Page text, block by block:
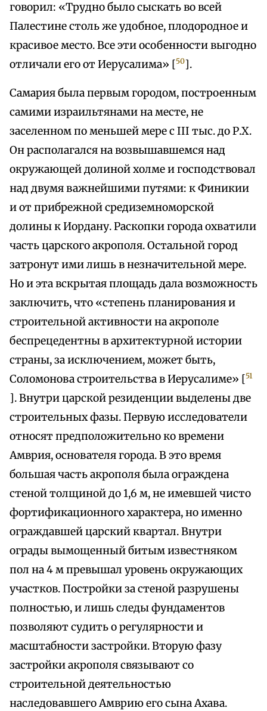
говорил: «Трудно было сыскать во всей
Палестине столь же удобное, плодородное и
красивое место. Все эти особенности выгодно
отличали его от Иерусалима» [50].
Самария была первым городом, построенным
самими израильтянами на месте, не
заселенном по меньшей мере с III тыс. до Р.Х.
Он располагался на возвышавшемся над
окружающей долиной холме и господствовал
над двумя важнейшими путями: к Финикии
и от прибрежной средиземноморской
долины к Иордану. Раскопки города охватили
часть царского акрополя. Остальной город
затронут ими лишь в незначительной мере.
Но и эта вскрытая площадь дала возможность
заключить, что «степень планирования и
строительной активности на акрополе
беспрецедентны в архитектурной истории
страны, за исключением, может быть,
Соломонова строительства в Иерусалиме» [51
]. Внутри царской резиденции выделены две
строительных фазы. Первую исследователи
относят предположительно ко времени
Амврия, основателя города. В это время
большая часть акрополя была ограждена
стеной толщиной до 1,6 м, не имевшей чисто
фортификационного характера, но именно
ограждавшей царский квартал. Внутри
ограды вымощенный битым известняком
пол на 4 м превышал уровень окружающих
участков. Постройки за стеной разрушены
полностью, и лишь следы фундаментов
позволяют судить о регулярности и
масштабности застройки. Вторую фазу
застройки акрополя связывают со
строительной деятельностью
наследовавшего Амврию его сына Ахава.